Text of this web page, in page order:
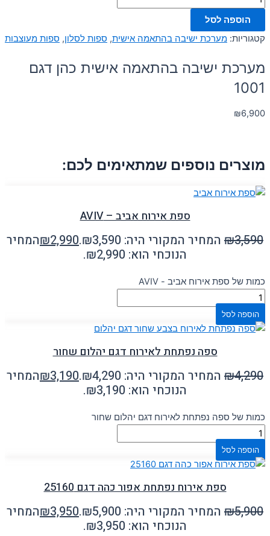
הוספה לסל
קטגוריות: מערכת ישיבה בהתאמה אישית, ספות לסלון, ספות מעוצבות
מערכת ישיבה בהתאמה אישית כהן דגם
1001
₪6,900
מוצרים נוספים שמתאימים לכם:
ספת אירוח אביב – AVIV
₪3,590 המחיר המקורי היה: ₪3,590. ₪2,990
המחיר
הנוכחי הוא: ₪2,990.
כמות של ספת אירוח אביב - AVIV
הוספה לסל
ספה נפתחת לאירוח דגם יהלום שחור
₪4,290 המחיר המקורי היה: ₪4,290. ₪3,190
המחיר
הנוכחי הוא: ₪3,190.
כמות של ספה נפתחת לאירוח דגם יהלום שחור
הוספה לסל
ספת אירוח נפתחת אפור כהה דגם 25160
₪5,900 המחיר המקורי היה: ₪5,900. ₪3,950
המחיר
הנוכחי הוא: ₪3,950.